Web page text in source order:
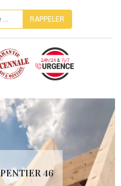
46